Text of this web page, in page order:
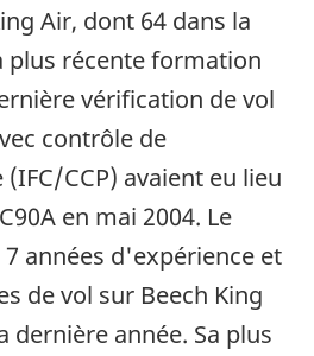
Air, dont 64 dans la
plus récente formation
vérification de vol
contrôle de
CCP) avaient eu lieu
en mai 2004. Le
années d'expérience et
de vol sur Beech King
dernière année. Sa plus